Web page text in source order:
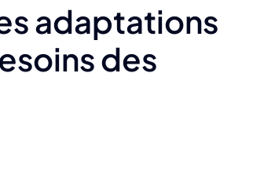
adaptations
des